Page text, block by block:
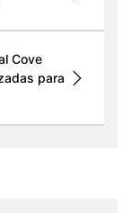
Cove
para